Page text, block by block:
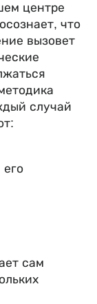
центре
что
вызовет
случай
его
сам